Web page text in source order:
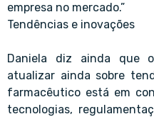
empresa no mercado.”
Tendências e inovações
Daniela diz ainda que
atualizar ainda sobre
farmacêutico está em
tecnologias,